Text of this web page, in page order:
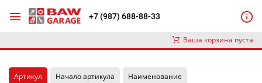
+7 (987) 688-88-33
Ваша корзина пуста
Артикул Начало артикула Наименование